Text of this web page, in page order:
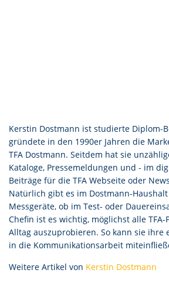
Kerstin Dostmann ist studierte Diplom-
gründete in den 1990er Jahren die
TFA Dostmann. Seitdem hat sie
Kataloge, Pressemeldungen und - im
Beiträge für die TFA Webseite oder
Natürlich gibt es im Dostmann-Haushalt
Messgeräte, ob im Test- oder
Chefin ist es wichtig, möglichst alle
Alltag auszuprobieren. So kann sie ihre
in die Kommunikationsarbeit
Weitere Artikel von Kerstin Dostmann